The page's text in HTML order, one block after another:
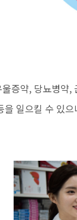
증약, 당뇨병약,
을 일으킬 수 있